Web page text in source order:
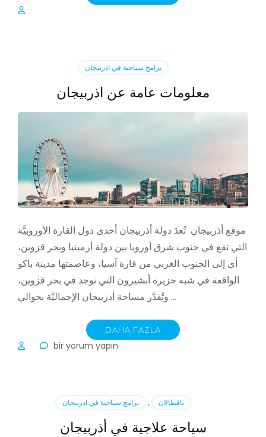
برامج سياحية في اذربيجان
معلومات عامة عن اذربيجان
موقع أذربيجان تُعدَ دولة أذربيجان أحدى دول القارة الأوروبيَّة
التي تقع في جنوب شرق أوروبا بين دولة أرمينيا وبحر قزوين،
أي إلى الجنوب الغربي من قارة آسيا، وعاصمتها مدينة باكو
الواقعة في شبه جزيرة أبشيرون التي توجد في بحر قزوين،
وتُقدَّر مساحة أذربيجان الإجماليَّة بحوالي …
DAHA FAZLA
معلومات
için
bir yorum yapın
برامج سياحية في اذربيجان , نافطالان
سياحة علاجية في أذربيجان